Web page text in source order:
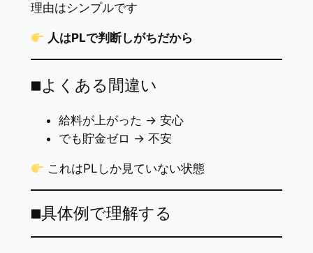
理由はシンプルです
人はPLで判断しがちだから
■よくある間違い
給料が上がった → 安心
でも貯金ゼロ → 不安
これはPLしか見ていない状態
■具体例で理解する